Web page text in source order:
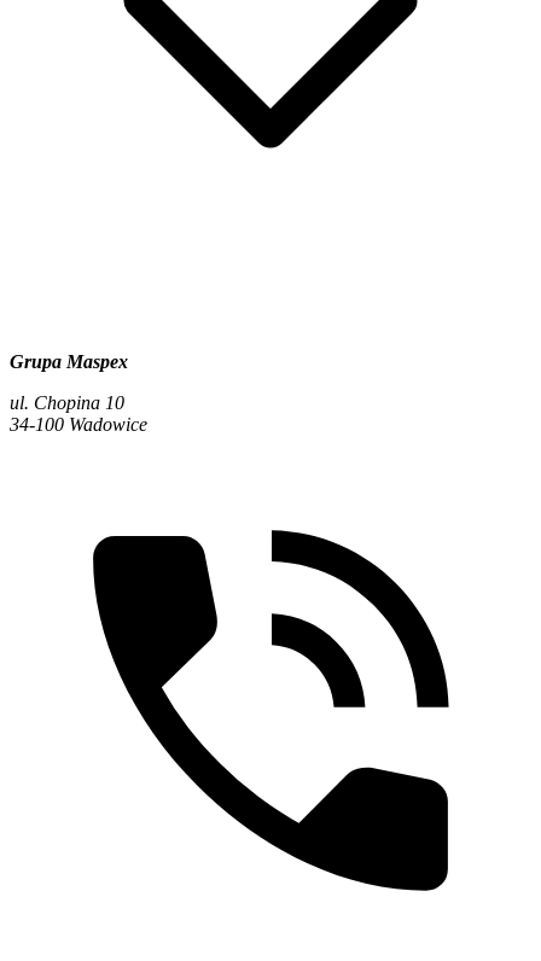
Grupa Maspex
ul. Chopina 10
34-100 Wadowice